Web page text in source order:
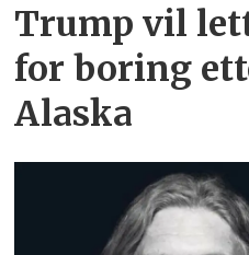
Trump vil
for boring
Alaska